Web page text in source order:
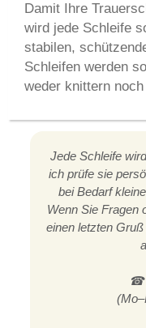
Damit Ihre
wird jede Schleife
stabilen,
Schleifen werden
weder knittern
Jede Schleife
ich prüfe sie
bei Bedarf
Wenn Sie Fragen
einen letzten
☎